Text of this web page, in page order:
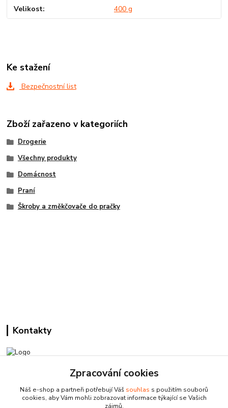
Velikost 400 g
Ke stažení
Bezpečnostní list
Zboží zařazeno v kategoriích
Drogerie
Všechny produkty
Domácnost
Praní
Škroby a změkčovače do pračky
Kontakty
Pracovní doba:
+420 224 818 812
Po-Pá: 8:00-18:00 hod.
Zpracování cookies
Náš e-shop a partneři potřebují Váš souhlas s použitím souborů
cookies, aby Vám mohli zobrazovat informace týkající se Vašich
zájmů.